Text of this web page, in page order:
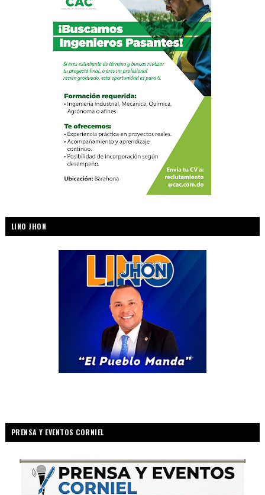
LINO JHON
PRENSA Y EVENTOS CORNIEL